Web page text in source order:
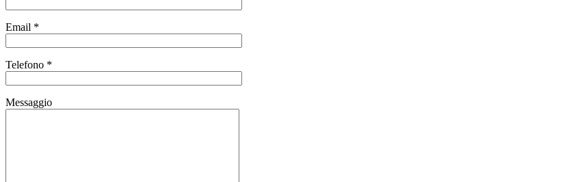
Email *
Telefono *
Messaggio